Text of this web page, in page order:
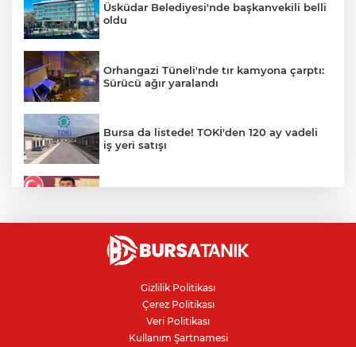
Üsküdar Belediyesi'nde başkanvekili belli
oldu
Orhangazi Tüneli'nde tır kamyona çarptı:
Sürücü ağır yaralandı
Bursa da listede! TOKİ'den 120 ay vadeli
iş yeri satışı
Motorine yeni indirim geliyor
Bursa'nın Nilüfer ilçesinde su kesintisi
yapılacak
Gizlilik Politikası
Çerez Politikası
Veri Politikası
Kullanım Şartnamesi